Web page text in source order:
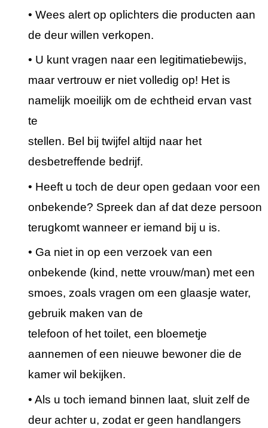
• Wees alert op oplichters die producten aan
de deur willen verkopen.
• U kunt vragen naar een legitimatiebewijs,
maar vertrouw er niet volledig op! Het is
namelijk moeilijk om de echtheid ervan vast
te
stellen. Bel bij twijfel altijd naar het
desbetreffende bedrijf.
• Heeft u toch de deur open gedaan voor een
onbekende? Spreek dan af dat deze persoon
terugkomt wanneer er iemand bij u is.
• Ga niet in op een verzoek van een
onbekende (kind, nette vrouw/man) met een
smoes, zoals vragen om een glaasje water,
gebruik maken van de
telefoon of het toilet, een bloemetje
aannemen of een nieuwe bewoner die de
kamer wil bekijken.
• Als u toch iemand binnen laat, sluit zelf de
deur achter u, zodat er geen handlangers